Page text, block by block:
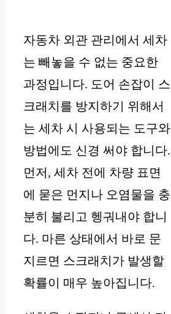
자동차 외관 관리에서 세차
는 빼놓을 수 없는 중요한
과정입니다. 도어 손잡이 스
크래치를 방지하기 위해서
는 세차 시 사용되는 도구와
방법에도 신경 써야 합니다.
먼저, 세차 전에 차량 표면
에 묻은 먼지나 오염물을 충
분히 불리고 헹궈내야 합니
다. 마른 상태에서 바로 문
지르면 스크래치가 발생할
확률이 매우 높아집니다.